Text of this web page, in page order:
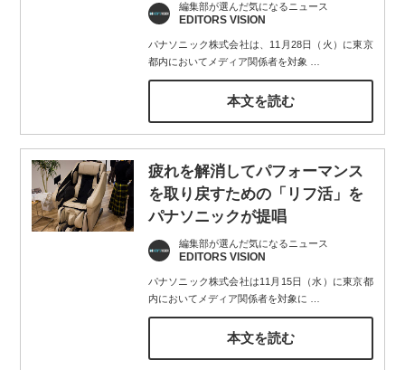
編集部が選んだ気になるニュース
EDITORS VISION
パナソニック株式会社は、11月28日（火）に東京
都内においてメディア関係者を対象
本文を読む
疲れを解消してパフォーマンス
を取り戻すための「リフ活」を
パナソニックが提唱
編集部が選んだ気になるニュース
EDITORS VISION
パナソニック株式会社は11月15日（水）に東京都
内においてメディア関係者を対象に
本文を読む